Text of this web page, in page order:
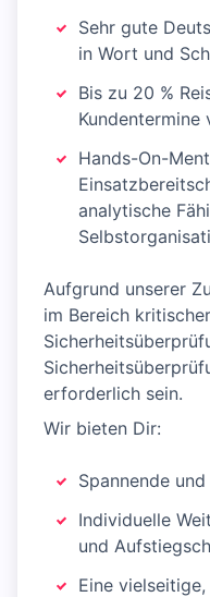
Sehr gute
in Wort und
Bis zu 20 %
Kundentermine
Hands-On-
analytische
Aufgrund unserer
im Bereich
erforderlich sein.
Wir bieten Dir:
Spannende
Individuelle
und
Eine